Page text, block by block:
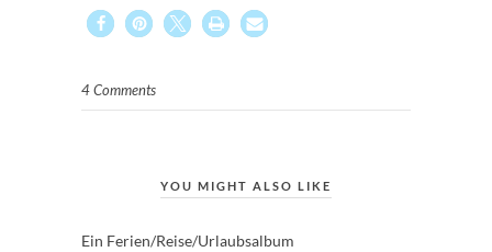
4 Comments
YOU MIGHT ALSO LIKE
Ein Ferien/Reise/Urlaubsalbum